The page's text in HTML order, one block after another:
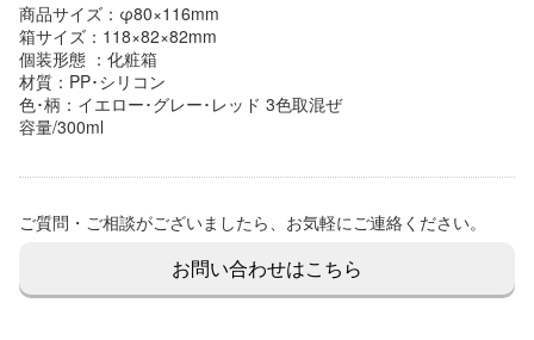
商品サイズ：φ80×116mm
箱サイズ：118×82×82mm
個装形態 ：化粧箱
材質：PP･シリコン
色･柄：イエロー･グレー･レッド 3色取混ぜ
容量/300ml
ご質問・ご相談がございましたら、お気軽にご連絡ください。
お問い合わせはこちら